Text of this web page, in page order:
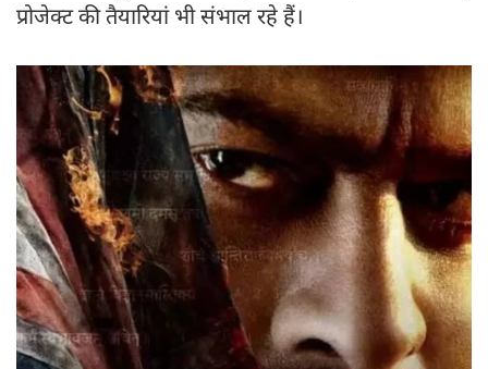
प्रोजेक्ट की तैयारियां भी संभाल रहे हैं।